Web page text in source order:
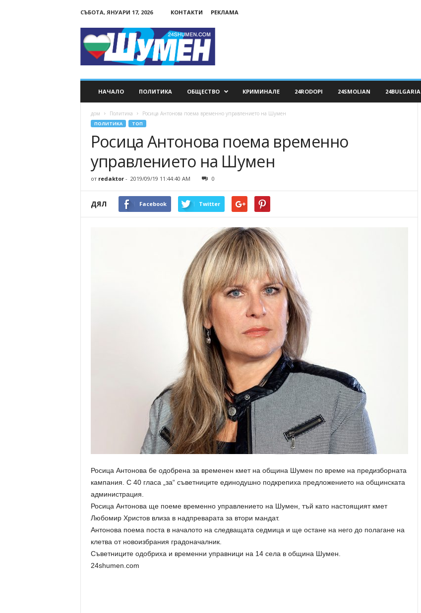
СЪБОТА, ЯНУАРИ 17, 2026 КОНТАКТИ РЕКЛАМА
НАЧАЛО ПОЛИТИКА ОБЩЕСТВО КРИМИНАЛЕ 24RODOPI 24SMOLIAN 24BULGARIA
дом Политика Росица Антонова поема временно управлението на Шумен
ПОЛИТИКА ТОП
Росица Антонова поема временно
управлението на Шумен
от redaktor- 2019/09/19 11:44:40 AM 0
ДЯЛ Facebook Twitter
Росица Антонова бе одобрена за временен кмет на община Шумен по време на предизборната
кампания. С 40 гласа „за“ съветниците единодушно подкрепиха предложението на общинската
администрация.
Росица Антонова ще поеме временно управлението на Шумен, тъй като настоящият кмет
Любомир Христов влиза в надпреварата за втори мандат.
Антонова поема поста в началото на следващата седмица и ще остане на него до полагане на
клетва от новоизбрания градоначалник.
Съветниците одобриха и временни управници на 14 села в община Шумен.
24shumen.com